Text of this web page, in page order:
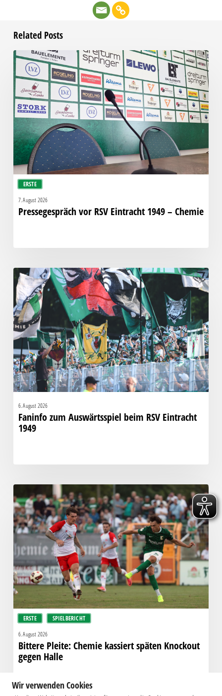
Related Posts
ERSTE
Pressegespräch
RSV
Eintracht
1949
–
Chemie
7. August 2026
Pressegespräch vor RSV Eintracht 1949 – Chemie
Faninfo
zum
Auswärtsspiel
beim
RSV
Eintracht
6. August 2026
Faninfo zum Auswärtsspiel beim RSV Eintracht
1949
ERSTE SPIELBERICHT
Pleite:
Chemie
kassiert
späten
Knockout
gegen
Halle
6. August 2026
Bittere Pleite: Chemie kassiert späten Knockout
gegen Halle
Wir verwenden Cookies